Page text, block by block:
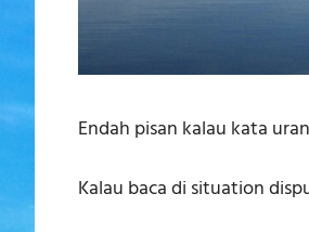
Endah pisan kalau kata
Kalau baca di situation